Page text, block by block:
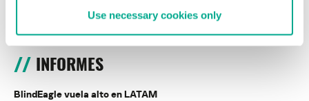
Use necessary cookies only
INFORMES
BlindEagle vuela alto en LATAM